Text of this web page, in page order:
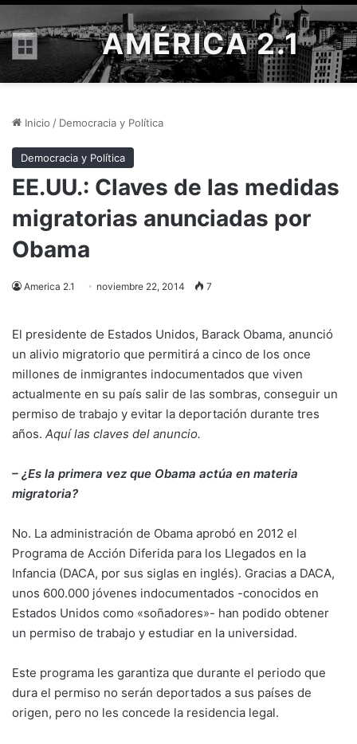
Menú AMÉRICA 2.1
Inicio / Democracia y Política
Democracia y Política
EE.UU.: Claves de las medidas
migratorias anunciadas por
Obama
America 2.1 noviembre 22, 2014 7
El presidente de Estados Unidos, Barack Obama, anunció
un alivio migratorio que permitirá a cinco de los once
millones de inmigrantes indocumentados que viven
actualmente en su país salir de las sombras, conseguir un
permiso de trabajo y evitar la deportación durante tres
años. Aquí las claves del anuncio.
– ¿Es la primera vez que Obama actúa en materia
migratoria?
No. La administración de Obama aprobó en 2012 el
Programa de Acción Diferida para los Llegados en la
Infancia (DACA, por sus siglas en inglés). Gracias a DACA,
unos 600.000 jóvenes indocumentados -conocidos en
Estados Unidos como «soñadores»- han podido obtener
un permiso de trabajo y estudiar en la universidad.
Este programa les garantiza que durante el periodo que
dura el permiso no serán deportados a sus países de
origen, pero no les concede la residencia legal.